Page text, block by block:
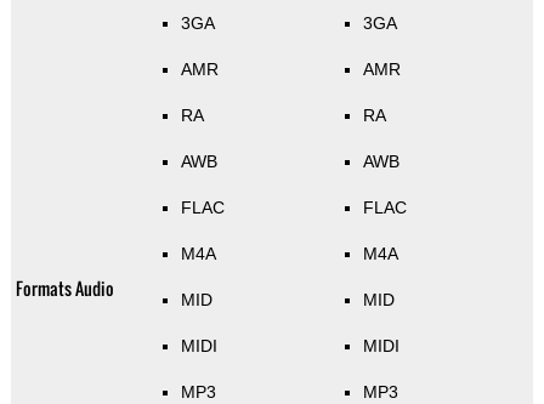
Formats Audio
3GA
AMR
RA
AWB
FLAC
M4A
MID
MIDI
MP3
3GA
AMR
RA
AWB
FLAC
M4A
MID
MIDI
MP3